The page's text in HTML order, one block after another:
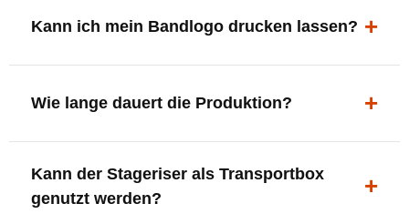
ergonomisch, sicher und gut sichtbar.
Kann ich mein Bandlogo drucken lassen?
deine Bühne, deine Marke.
Wie lange dauert die Produktion?
innerhalb Deutschlands kostenfrei.
Kann der Stageriser als Transportbox
genutzt werden?